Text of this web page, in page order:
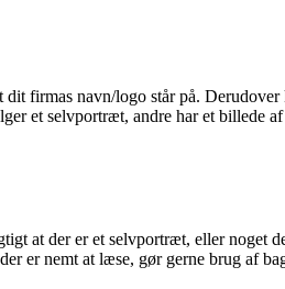
firmas navn/logo står på.
et selvportræt, andre har et billede
at der er et selvportræt, eller noget
er nemt at læse, gør gerne brug af